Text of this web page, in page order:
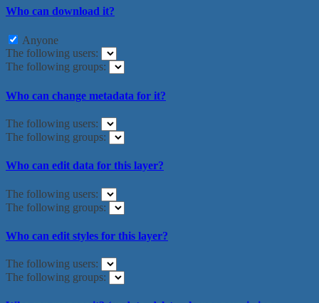
Who can download it?
Anyone
The following users:
The following groups:
Who can change metadata for it?
The following users:
The following groups:
Who can edit data for this layer?
The following users:
The following groups:
Who can edit styles for this layer?
The following users:
The following groups: